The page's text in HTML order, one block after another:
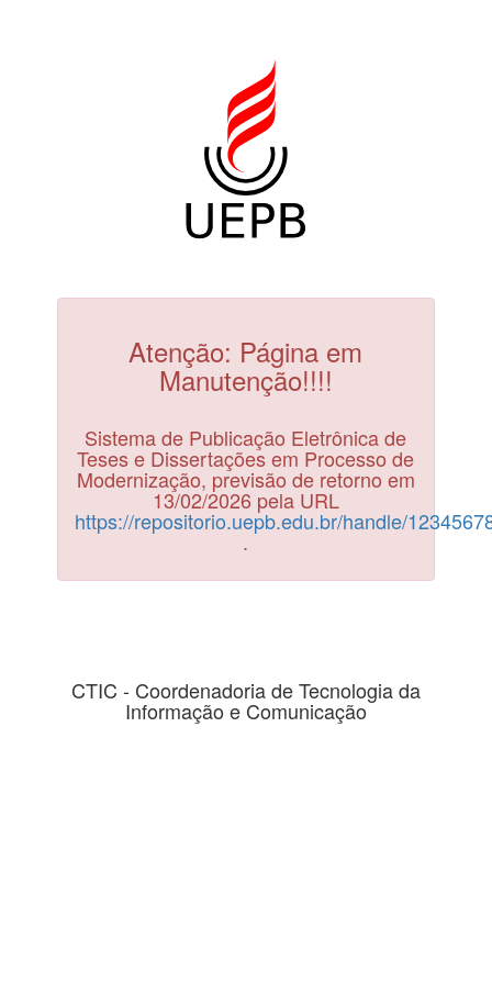
Atenção: Página em
Manutenção!!!!
Sistema de Publicação Eletrônica de
Teses e Dissertações em Processo de
Modernização, previsão de retorno em
13/02/2026 pela URL
https://repositorio.uepb.edu.br/handle/
.
CTIC - Coordenadoria de Tecnologia da
Informação e Comunicação